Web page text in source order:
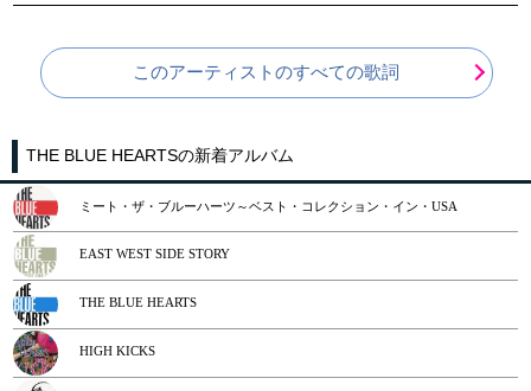
このアーティストのすべての歌詞
THE BLUE HEARTSの新着アルバム
ミート・ザ・ブルーハーツ～ベスト・コレクション・イン・USA
EAST WEST SIDE STORY
THE BLUE HEARTS
HIGH KICKS